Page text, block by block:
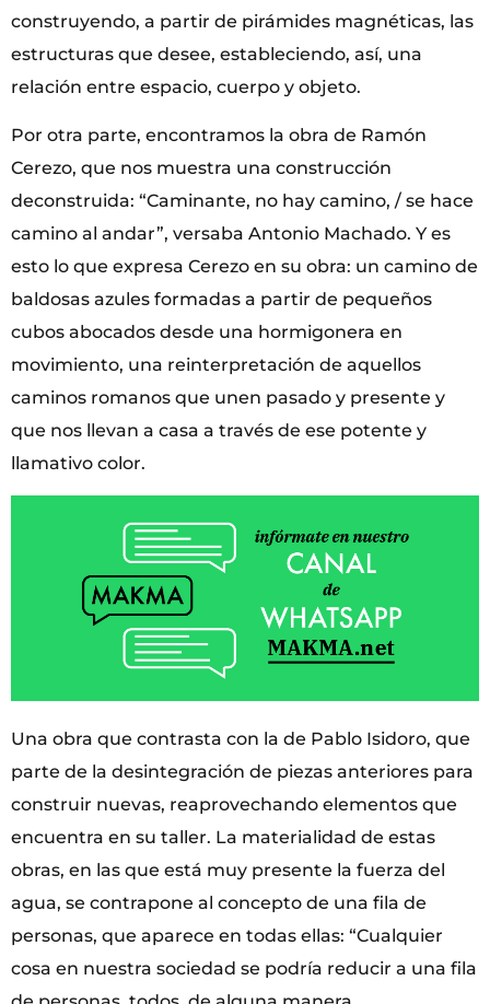
construyendo, a partir de pirámides magnéticas, las
estructuras que desee, estableciendo, así, una
relación entre espacio, cuerpo y objeto.
Por otra parte, encontramos la obra de Ramón
Cerezo, que nos muestra una construcción
deconstruida: “Caminante, no hay camino, / se hace
camino al andar”, versaba Antonio Machado. Y es
esto lo que expresa Cerezo en su obra: un camino de
baldosas azules formadas a partir de pequeños
cubos abocados desde una hormigonera en
movimiento, una reinterpretación de aquellos
caminos romanos que unen pasado y presente y
que nos llevan a casa a través de ese potente y
llamativo color.
Una obra que contrasta con la de Pablo Isidoro, que
parte de la desintegración de piezas anteriores para
construir nuevas, reaprovechando elementos que
encuentra en su taller. La materialidad de estas
obras, en las que está muy presente la fuerza del
agua, se contrapone al concepto de una fila de
personas, que aparece en todas ellas: “Cualquier
cosa en nuestra sociedad se podría reducir a una fila